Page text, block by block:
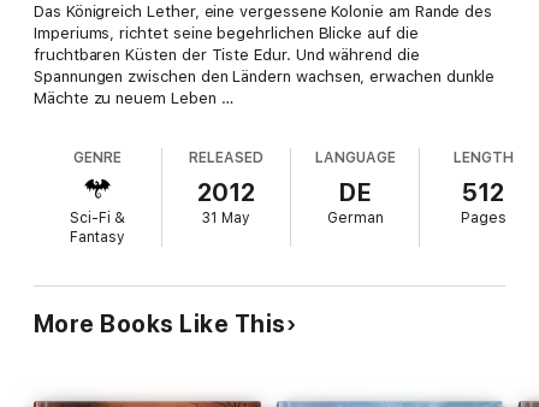
Das Königreich Lether, eine vergessene Kolonie am Rande des
Imperiums, richtet seine begehrlichen Blicke auf die
fruchtbaren Küsten der Tiste Edur. Und während die
Spannungen zwischen den Ländern wachsen, erwachen dunkle
Mächte zu neuem Leben …
GENRE
Sci-Fi &
Fantasy
RELEASED
2012
31 May
LANGUAGE
DE
German
LENGTH
512
Pages
More Books Like This